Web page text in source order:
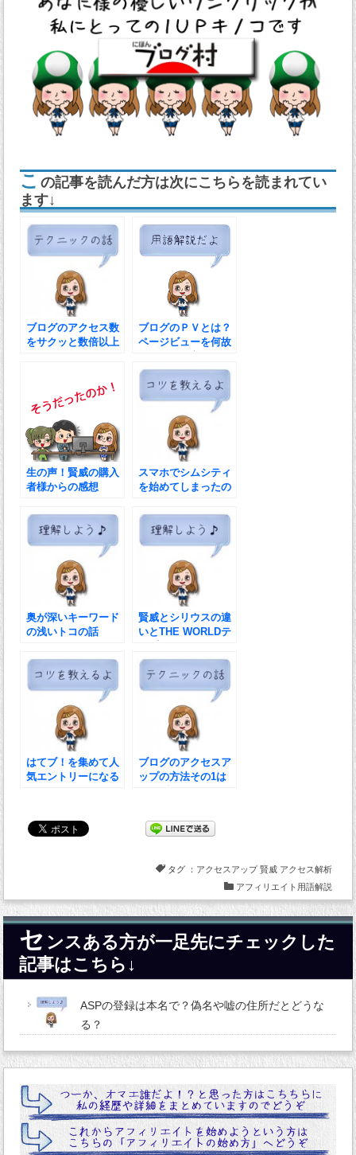
こ の記事を読んだ方は次にこちらを読まれてい
ます↓
ブログのアクセス数
をサクッと数倍以上
ブログのＰＶとは？
ページビューを何故
の？
生の声！賢威の購入
者様からの感想
スマホでシムシティ
を始めてしまったの
ますｗ
奥が深いキーワード
の浅いトコの話
賢威とシリウスの違
いとTHE WORLDテ
はてブ！を集めて人
気エントリーになる
ブログのアクセスア
ップの方法その1は
タグ ： アクセスアップ 賢威 アクセス解析
アフィリエイト用語解説
セ ンスある方が一足先にチェックした
記事はこちら↓
ASPの登録は本名で？偽名や嘘の住所だとどうな
る？